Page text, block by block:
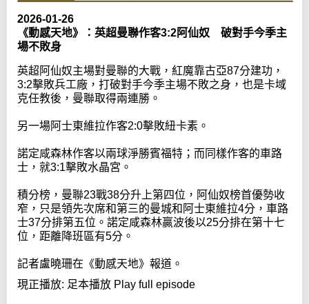
2026-01-26
《動感天地》：英超曼聯作客3:2阿仙奴 破對手今季主
場不敗身
英超阿仙奴主場對曼聯的大戰，紅魔靠古亞87分建功，
3:2擊敗兵工廠，打破對手今季主場不敗之身，也是卡域
克任教後，曼聯取得兩連勝。
另一場阿士東維拉作客2:0擊敗紐卡素。
諾定咸森林作客以兩球淨勝賓福特；而同樣作客的車路
士，就3:1擊敗水晶宮。
積分榜，曼聯23戰38分升上第四位，阿仙奴榜首優勢收
窄，只是領先次席和第三的曼城和阿士東維拉4分，車路
士37分排第五位。諾定咸森林贏波後以25分排在第十七
位，距離降班區有5分。
記者盧曉珊在《動感天地》報道。
現正播放: 足本播放 Play full episode